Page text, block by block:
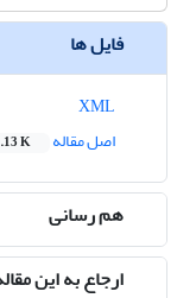
فایل ها
اصل مقاله
K
هم رسانی
ارجاع به این